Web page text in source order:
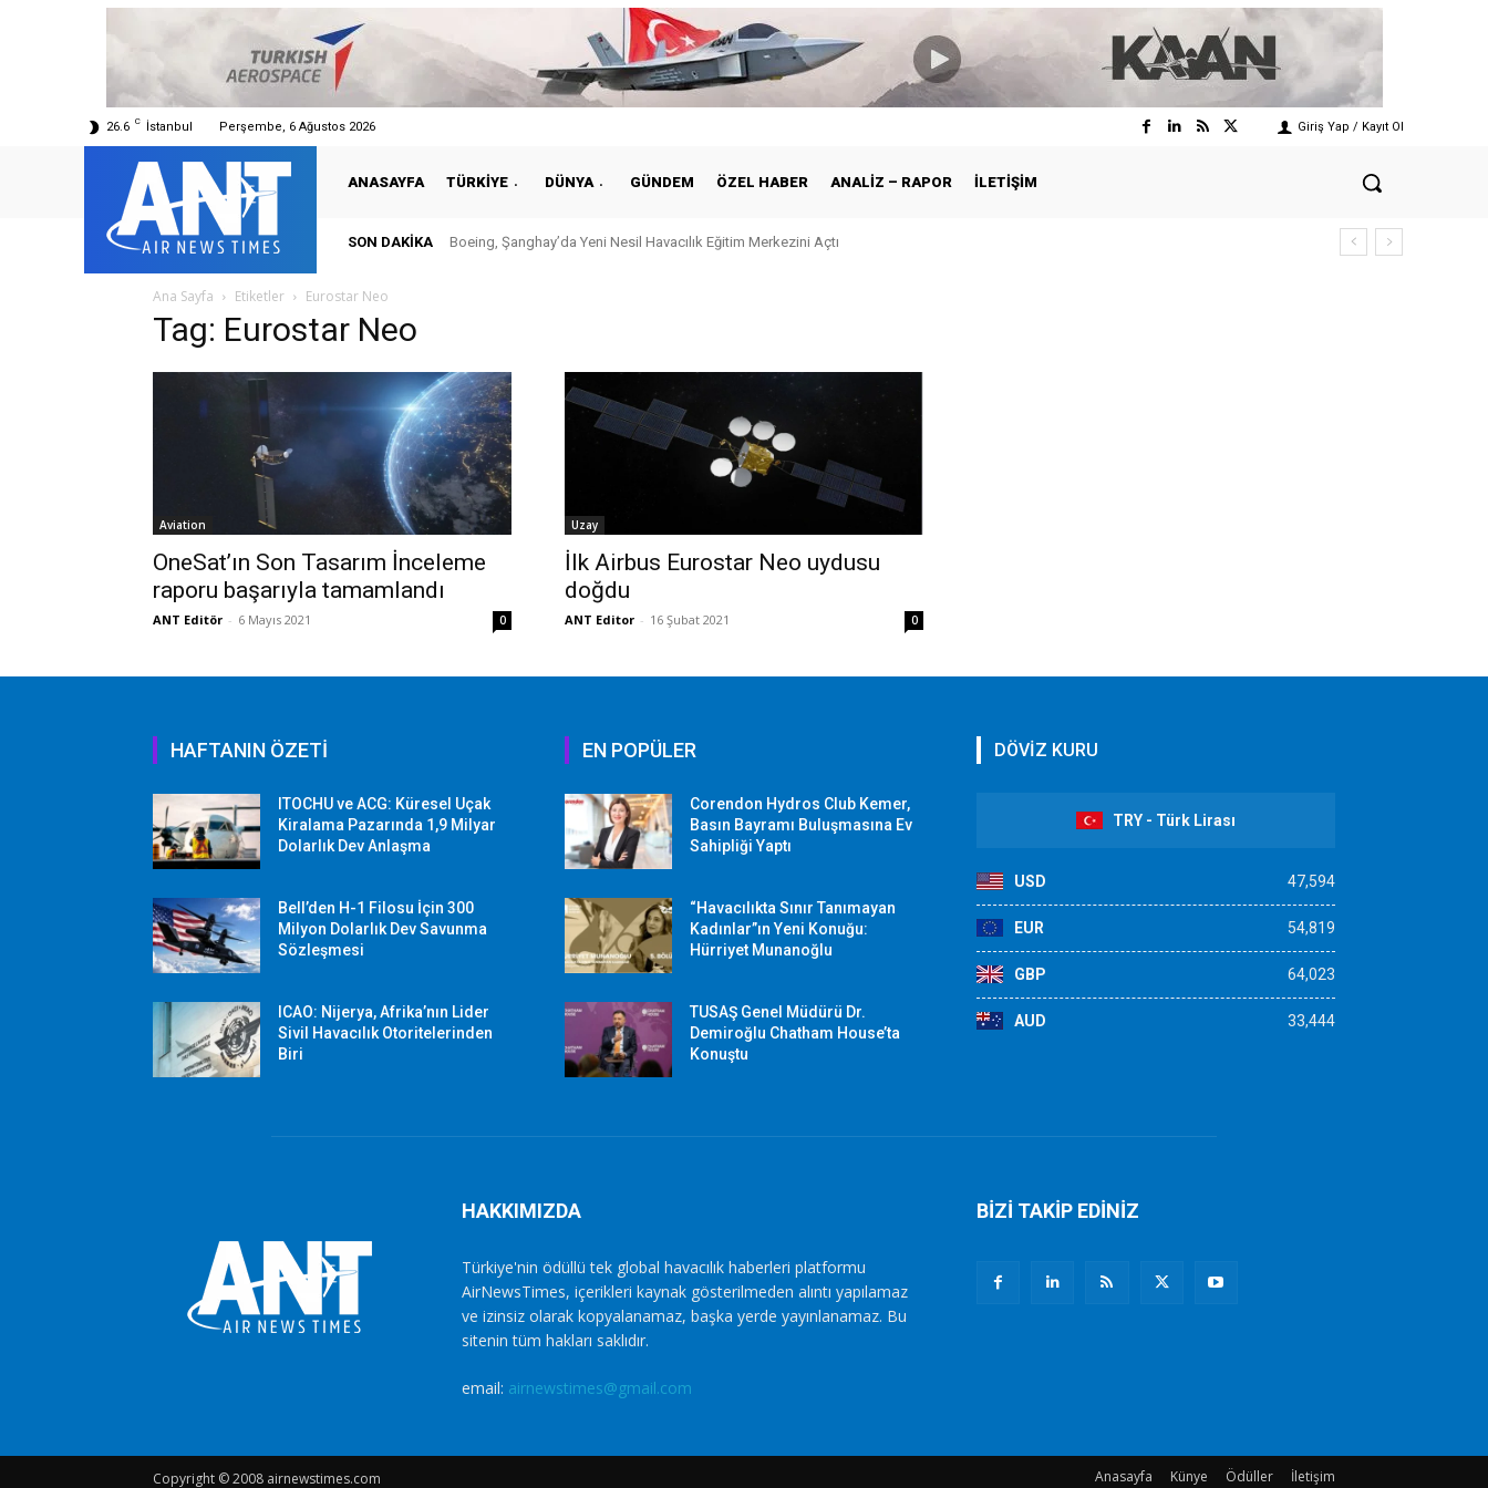
26.6 C İstanbul Perşembe, 6 Ağustos 2026 Giriş Yap / Kayıt Ol
ANASAYFA TÜRKIYE DÜNYA GÜNDEM ÖZEL HABER ANALIZ – RAPOR İLETIŞIM
SON DAKIKA Boeing, Şanghay’da Yeni Nesil Havacılık Eğitim Merkezini Açtı
Ana Sayfa Etiketler Eurostar Neo
Tag: Eurostar Neo
Aviation
OneSat’ın Son Tasarım İnceleme
raporu başarıyla tamamlandı
ANT Editör - 6 Mayıs 2021 0
Uzay
İlk Airbus Eurostar Neo uydusu
doğdu
ANT Editor - 16 Şubat 2021 0
HAFTANIN ÖZETİ
ITOCHU ve ACG: Küresel Uçak
Kiralama Pazarında 1,9 Milyar
Dolarlık Dev Anlaşma
Bell’den H-1 Filosu İçin 300
Milyon Dolarlık Dev Savunma
Sözleşmesi
ICAO: Nijerya, Afrika’nın Lider
Sivil Havacılık Otoritelerinden
Biri
EN POPÜLER
Corendon Hydros Club Kemer,
Basın Bayramı Buluşmasına Ev
Sahipliği Yaptı
“Havacılıkta Sınır Tanımayan
Kadınlar”ın Yeni Konuğu:
Hürriyet Munanoğlu
TUSAŞ Genel Müdürü Dr.
Demiroğlu Chatham House’ta
Konuştu
DÖVİZ KURU
TRY - Türk Lirası
USD 47,594
EUR 54,819
GBP 64,023
AUD 33,444
HAKKIMIZDA
Türkiye'nin ödüllü tek global havacılık haberleri platformu
AirNewsTimes, içerikleri kaynak gösterilmeden alıntı yapılamaz
ve izinsiz olarak kopyalanamaz, başka yerde yayınlanamaz. Bu
sitenin tüm hakları saklıdır.
email: airnewstimes@gmail.com
BİZİ TAKİP EDİNİZ
Copyright © 2008 airnewstimes.com Anasayfa Künye Ödüller İletişim